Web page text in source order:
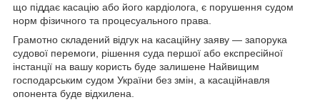
що піддає касацію або його кардіолога, є порушення судом
норм фізичного та процесуального права.
Грамотно складений відгук на касаційну заяву — запорука
судової перемоги, рішення суда першої або експресійної
інстанції на вашу користь буде залишене Найвищим
господарським судом України без змін, а касаційнавля
опонента буде відхилена.